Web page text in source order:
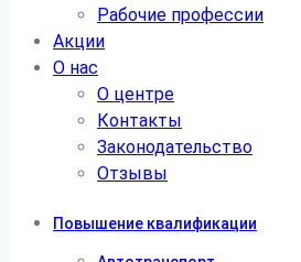
Рабочие профессии
Акции
О нас
О центре
Контакты
Законодательство
Отзывы
Повышение квалификации